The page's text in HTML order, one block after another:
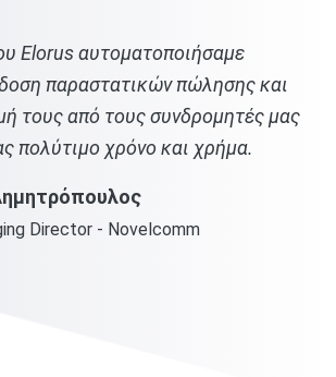
Elorus αυτοματοποιήσαμε
παραστατικών πώλησης και
τους από τους συνδρομητές μας
πολύτιμο χρόνο και χρήμα.
Director - Novelcomm